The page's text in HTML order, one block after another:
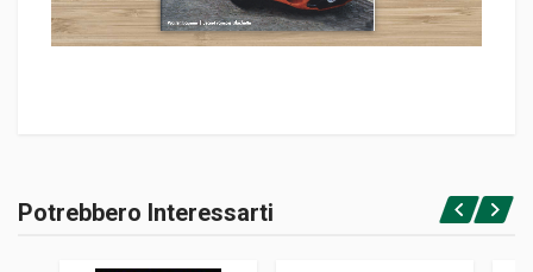
Rilegato
Accedi o registrati
Potrebbero Interessarti